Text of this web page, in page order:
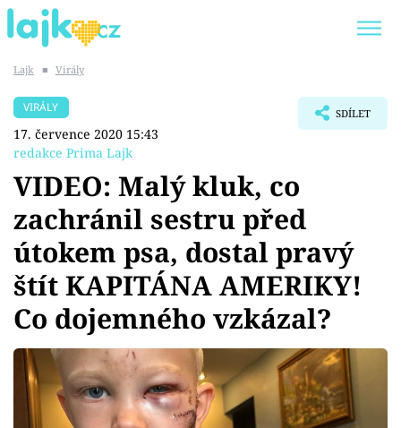
SHOPAHOLICADEL
Témata
Showbyznys
Youtubeři
Virály
Sex a vztahy
Lajk ■ Virály
VIRÁLY
17. července 2020 15:43
redakce Prima Lajk
SDÍLET
VIDEO: Malý kluk, co
zachránil sestru před
útokem psa, dostal pravý
štít KAPITÁNA AMERIKY!
Co dojemného vzkázal?